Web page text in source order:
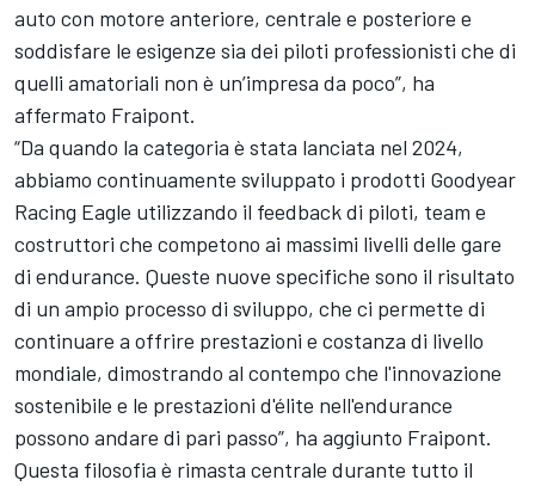
auto con motore anteriore, centrale e posteriore e
soddisfare le esigenze sia dei piloti professionisti che di
quelli amatoriali non è un’impresa da poco”, ha
affermato Fraipont.
“Da quando la categoria è stata lanciata nel 2024,
abbiamo continuamente sviluppato i prodotti Goodyear
Racing Eagle utilizzando il feedback di piloti, team e
costruttori che competono ai massimi livelli delle gare
di endurance. Queste nuove specifiche sono il risultato
di un ampio processo di sviluppo, che ci permette di
continuare a offrire prestazioni e costanza di livello
mondiale, dimostrando al contempo che l'innovazione
sostenibile e le prestazioni d'élite nell'endurance
possono andare di pari passo”, ha aggiunto Fraipont.
Questa filosofia è rimasta centrale durante tutto il